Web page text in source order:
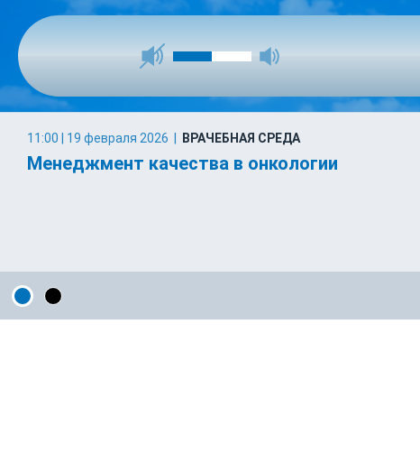
11:00 | 19 февраля 2026 ВРАЧЕБНАЯ СРЕДА
Менеджмент качества в онкологии